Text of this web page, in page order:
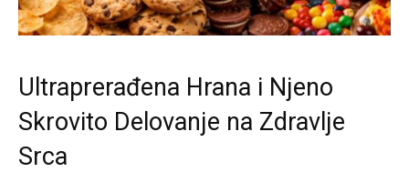
Ultraprerađena Hrana i Njeno
Skrovito Delovanje na Zdravlje
Srca